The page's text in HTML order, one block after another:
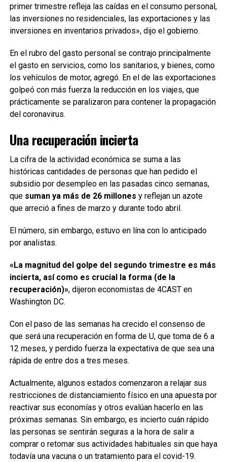
primer trimestre refleja las caídas en el consumo personal,
las inversiones no residenciales, las exportaciones y las
inversiones en inventarios privados», dijo el gobierno.
En el rubro del gasto personal se contrajo principalmente
el gasto en servicios, como los sanitarios, y bienes, como
los vehículos de motor, agregó. En el de las exportaciones
golpeó con más fuerza la reducción en los viajes, que
prácticamente se paralizaron para contener la propagación
del coronavirus.
Una recuperación incierta
La cifra de la actividad económica se suma a las
históricas cantidades de personas que han pedido el
subsidio por desempleo en las pasadas cinco semanas,
que suman ya más de 26 millones y reflejan un azote
que arreció a fines de marzo y durante todo abril.
El número, sin embargo, estuvo en lína con lo anticipado
por analistas.
«La magnitud del golpe del segundo trimestre es más
incierta, así como es crucial la forma (de la
recuperación)», dijeron economistas de 4CAST en
Washington DC.
Con el paso de las semanas ha crecido el consenso de
que será una recuperación en forma de U, que toma de 6 a
12 meses, y perdido fuerza la expectativa de que sea una
rápida de entre dos a tres meses.
Actualmente, algunos estados comenzaron a relajar sus
restricciones de distanciamiento físico en una apuesta por
reactivar sus economías y otros evalúan hacerlo en las
próximas semanas. Sin embargo, es incierto cuán rápido
las personas se sentirán seguras a la hora de salir a
comprar o retomar sus actividades habituales sin que haya
todavía una vacuna o un tratamiento para el covid-19.